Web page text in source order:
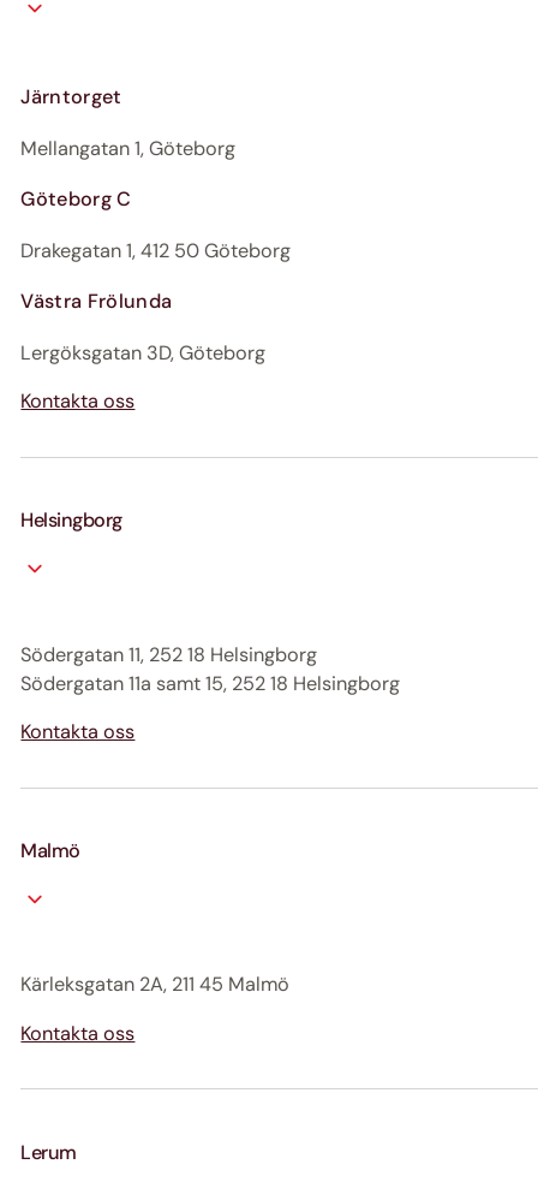
Järntorget
Mellangatan 1, Göteborg
Göteborg C
Drakegatan 1, 412 50 Göteborg
Västra Frölunda
Lergöksgatan 3D, Göteborg
Kontakta oss
Helsingborg
Södergatan 11, 252 18 Helsingborg
Södergatan 11a samt 15, 252 18 Helsingborg
Kontakta oss
Malmö
Kärleksgatan 2A, 211 45 Malmö
Kontakta oss
Lerum